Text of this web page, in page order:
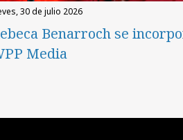
30 de julio 2026
Benarroch se
Media